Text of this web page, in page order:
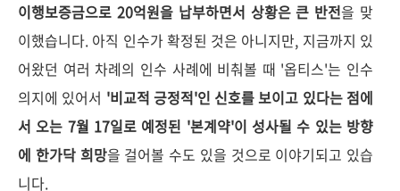
이행보증금으로 20억원을 납부하면서 상황은 큰 반전을 맞
이했습니다. 아직 인수가 확정된 것은 아니지만, 지금까지 있
어왔던 여러 차례의 인수 사례에 비춰볼 때 '옵티스'는 인수
의지에 있어서 '비교적 긍정적'인 신호를 보이고 있다는 점에
서 오는 7월 17일로 예정된 '본계약'이 성사될 수 있는 방향
에 한가닥 희망을 걸어볼 수도 있을 것으로 이야기되고 있습
니다.